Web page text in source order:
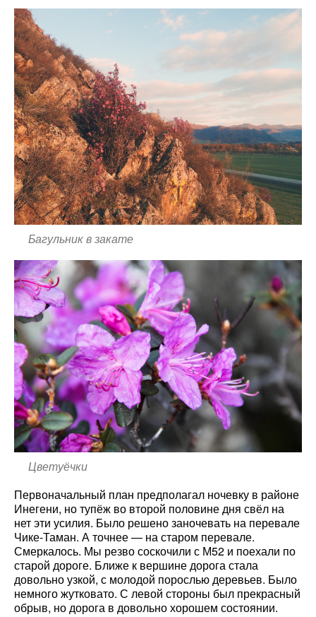
Багульник в закате
Цветуёчки
Первоначальный план предполагал ночевку в районе
Инегени, но тупёж во второй половине дня свёл на
нет эти усилия. Было решено заночевать на перевале
Чике-Таман. А точнее — на старом перевале.
Смеркалось. Мы резво соскочили с М52 и поехали по
старой дороге. Ближе к вершине дорога стала
довольно узкой, с молодой порослью деревьев. Было
немного жутковато. С левой стороны был прекрасный
обрыв, но дорога в довольно хорошем состоянии.